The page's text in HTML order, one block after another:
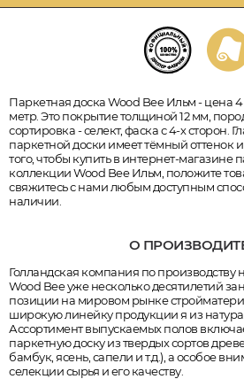
Паркетная доска Wood Bee Ильм - цена 4
метр. Это покрытие толщиной 12 мм,
сортировка - селект, фаска с 4-х сторон.
паркетной доски имеет тёмный оттенок
того, чтобы купить в интернет-магазине
коллекции Wood Bee Ильм, положите
свяжитесь с нами любым доступным
наличии.
О
Голландская компания по производству
Wood Bee уже несколько десятилетий
позиции на мировом рынке
широкую линейку продукции я из
Ассортимент выпускаемых полов
паркетную доску из твердых сортов
бамбук, ясень, сапели и т.д.), а особое
селекции сырья и его качеству.